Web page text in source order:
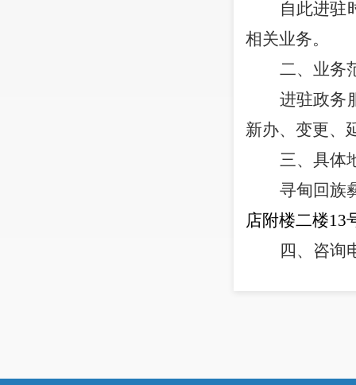
自此进驻
相关业务。
二、业务
进驻政务
新办、变更、
三、具体
寻甸回族
店附楼二楼13
四、咨询